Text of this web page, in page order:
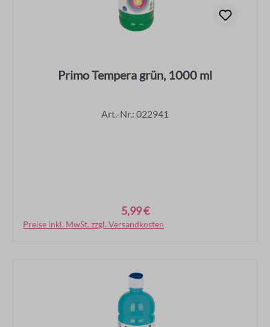
Primo Tempera grün, 1000 ml
Art.-Nr.: 022941
5,99 €
Preise inkl. MwSt. zzgl. Versandkosten
In den Warenkorb